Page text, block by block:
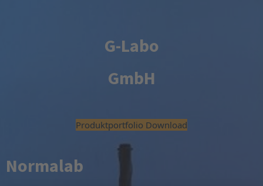
G-Labo
GmbH
Produktportfolio Download
Normalab